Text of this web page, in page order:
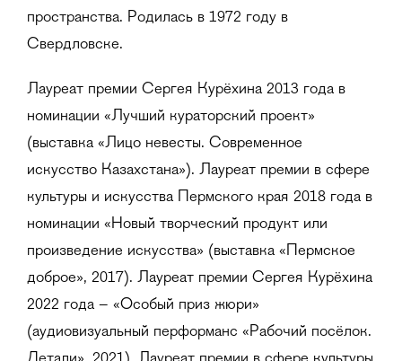
пространства. Родилась в 1972 году в
Свердловске.
Лауреат премии Сергея Курёхина 2013 года в
номинации «Лучший кураторский проект»
(выставка «Лицо невесты. Современное
искусство Казахстана»). Лауреат премии в сфере
культуры и искусства Пермского края 2018 года в
номинации «Новый творческий продукт или
произведение искусства» (выставка «Пермское
доброе», 2017). Лауреат премии Сергея Курёхина
2022 года – «Особый приз жюри»
(аудиовизуальный перформанс «Рабочий посёлок.